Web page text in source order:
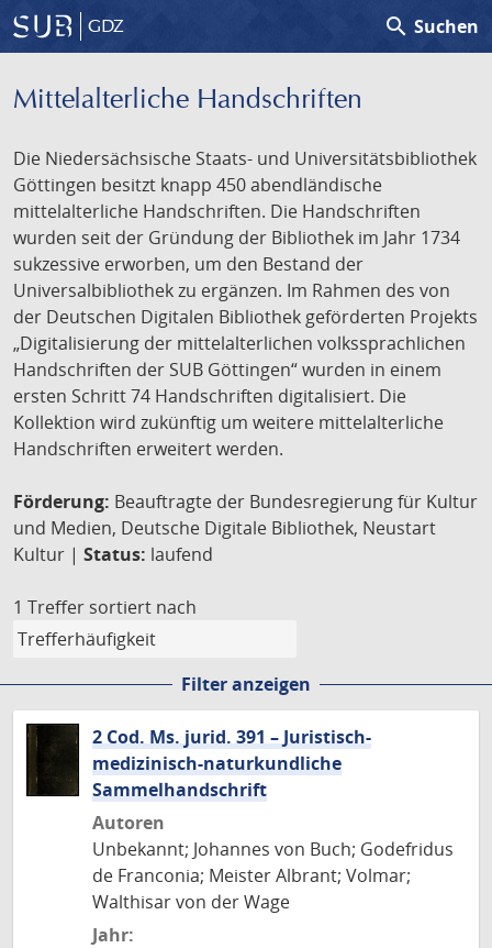
GDZ search Suchen
Mittelalterliche Handschriften
Die Niedersächsische Staats- und Universitätsbibliothek
Göttingen besitzt knapp 450 abendländische
mittelalterliche Handschriften. Die Handschriften
wurden seit der Gründung der Bibliothek im Jahr 1734
sukzessive erworben, um den Bestand der
Universalbibliothek zu ergänzen. Im Rahmen des von
der Deutschen Digitalen Bibliothek geförderten Projekts
„Digitalisierung der mittelalterlichen volkssprachlichen
Handschriften der SUB Göttingen“ wurden in einem
ersten Schritt 74 Handschriften digitalisiert. Die
Kollektion wird zukünftig um weitere mittelalterliche
Handschriften erweitert werden.
Förderung: Beauftragte der Bundesregierung für Kultur
und Medien, Deutsche Digitale Bibliothek, Neustart
Kultur | Status: laufend
1 Treffer sortiert nach
Filter anzeigen
2 Cod. Ms. jurid. 391 – Juristisch-
medizinisch-naturkundliche
Sammelhandschrift
Autoren
Unbekannt; Johannes von Buch; Godefridus
de Franconia; Meister Albrant; Volmar;
Walthisar von der Wage
Jahr: